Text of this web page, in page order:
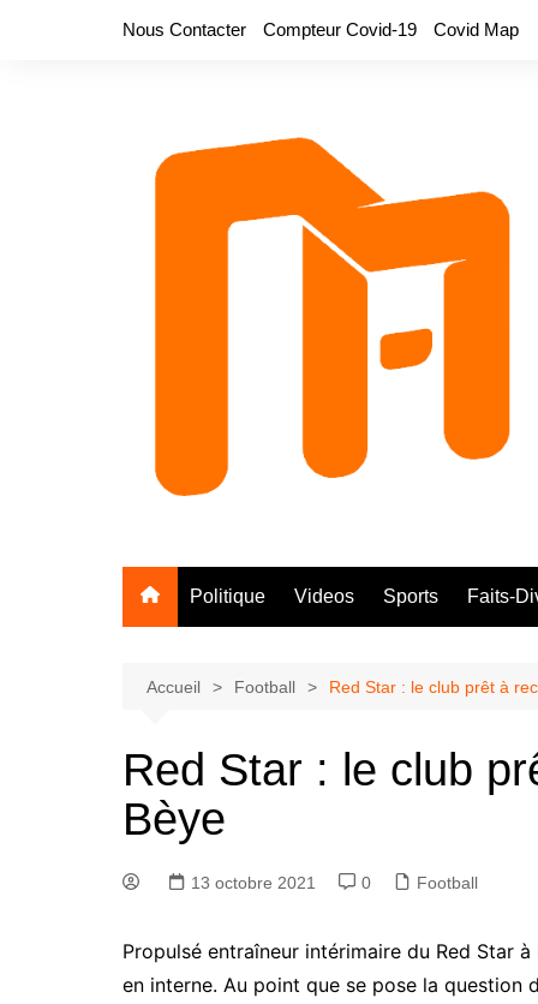
Nous Contacter Compteur Covid-19 Covid Map
Politique Videos Sports Faits-
Accueil Football Red Star : le club prêt à
Red Star : le club
Bèye
13 octobre 2021 0 Football
Propulsé entraîneur intérimaire du Red Star
en interne. Au point que se pose la question